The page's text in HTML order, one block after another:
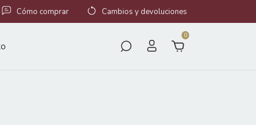
Cómo comprar Cambios y devoluciones
0